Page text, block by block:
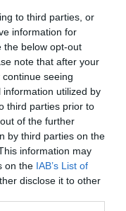
to third parties, or
information for
the below opt-out
note that after your
seeing
utilized by
third parties prior to
of the further
by third parties on the
information may
on the IAB’s List of
disclose it to other
νέα για